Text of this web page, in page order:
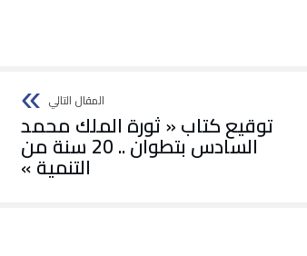
توقيع كتاب « ثورة الملك محمد
السادس بتطوان .. 20 سنة من
التنمية »